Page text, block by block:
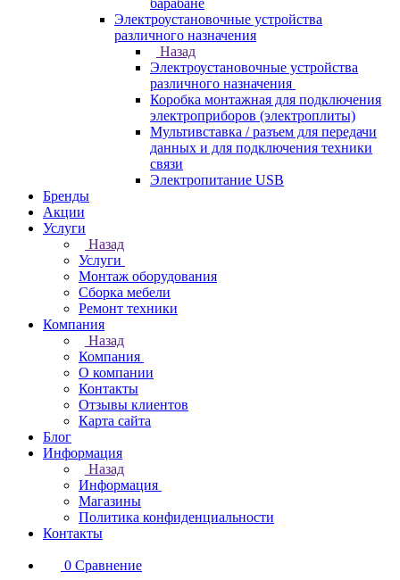
барабане
Электроустановочные устройства
различного назначения
Назад
Электроустановочные устройства
различного назначения
Коробка монтажная для подключения
электроприборов (электроплиты)
Мультивставка / разъем для передачи
данных и для подключения техники
связи
Электропитание USB
Бренды
Акции
Услуги
Назад
Услуги
Монтаж оборудования
Сборка мебели
Ремонт техники
Компания
Назад
Компания
О компании
Контакты
Отзывы клиентов
Карта сайта
Блог
Информация
Назад
Информация
Магазины
Политика конфиденциальности
Контакты
0 Сравнение